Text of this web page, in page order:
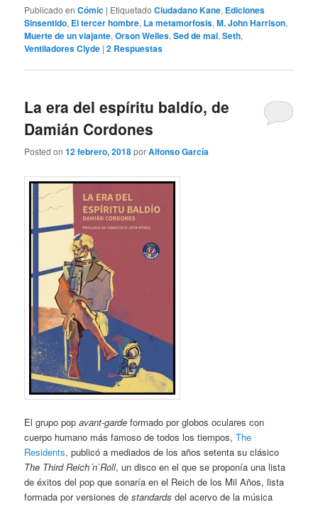
Publicado en Cómic | Etiquetado Ciudadano Kane, Ediciones
Sinsentido, El tercer hombre, La metamorfosis,M. John Harrison,
Muerte de un viajante,Orson Welles,Sed de mal,Seth,
Ventiladores Clyde |2 Respuestas
La era del espíritu baldío, de
Damián Cordones
Posted on12 febrero, 2018porAlfonso García
El grupo popavant-garde formado por globos oculares con
cuerpo humano más famoso de todos los tiempos,The
Residents, publicó a mediados de los años setenta su clásico
The Third Reich´n`Roll, un disco en el que se proponía una lista
de éxitos del pop que sonaría en el Reich de los Mil Años, lista
formada por versiones destandards del acervo de la música